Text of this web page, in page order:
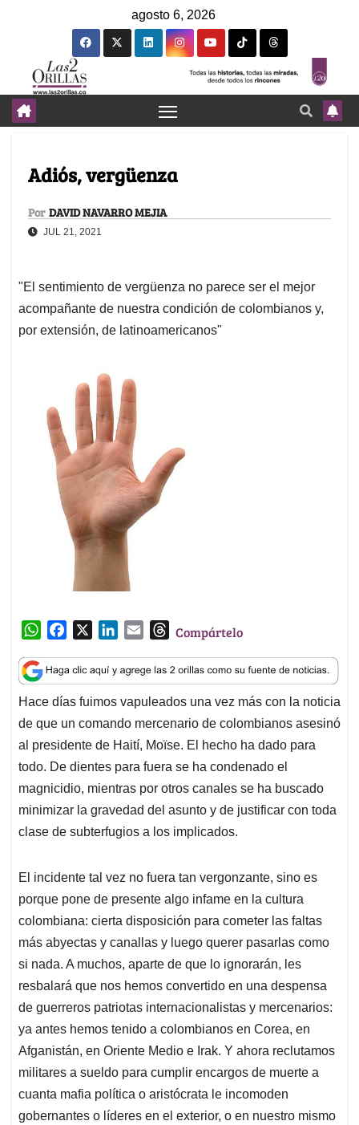
agosto 6, 2026
Adiós, vergüenza
Por DAVID NAVARRO MEJIA
JUL 21, 2021
"El sentimiento de vergüenza no parece ser el mejor
acompañante de nuestra condición de colombianos y,
por extensión, de latinoamericanos"
W
a
t
s
A
p
p
c
e
b
o
o
k
n
k
e
d
I
n
a
i
l
T
r
e
a
d
s
Compártelo
Hace días fuimos vapuleados una vez más con la noticia
de que un comando mercenario de colombianos asesinó
al presidente de Haití, Moïse. El hecho ha dado para
todo. De dientes para fuera se ha condenado el
magnicidio, mientras por otros canales se ha buscado
minimizar la gravedad del asunto y de justificar con toda
clase de subterfugios a los implicados.
El incidente tal vez no fuera tan vergonzante, sino es
porque pone de presente algo infame en la cultura
colombiana: cierta disposición para cometer las faltas
más abyectas y canallas y luego querer pasarlas como
si nada. A muchos, aparte de que lo ignorarán, les
resbalará que nos hemos convertido en una despensa
de guerreros patriotas internacionalistas y mercenarios:
ya antes hemos tenido a colombianos en Corea, en
Afganistán, en Oriente Medio e Irak. Y ahora reclutamos
militares a sueldo para cumplir encargos de muerte a
cuanta mafia política o aristócrata le incomoden
gobernantes o líderes en el exterior, o en nuestro mismo